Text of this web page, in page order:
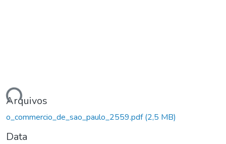
Arquivos
o_commercio_de_sao_paulo_2559.pdf(2,5 MB)
Data